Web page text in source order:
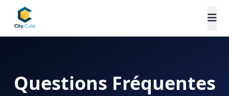
Questions Fréquentes